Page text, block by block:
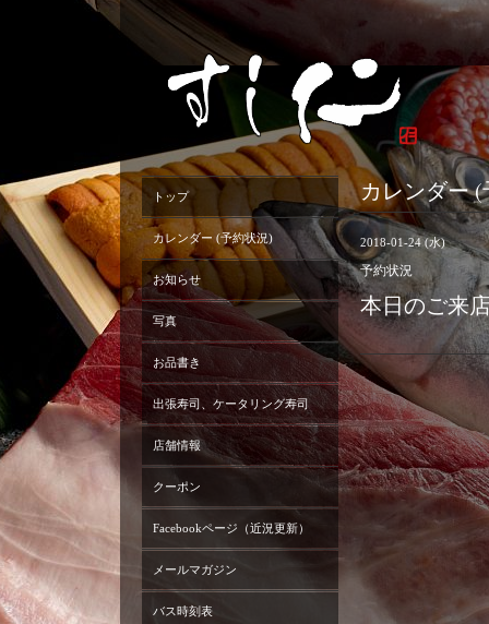
カレンダー
2018-01-24 (水)
予約状況
本日のご来
トップ
カレンダー (予約状況)
お知らせ
写真
お品書き
出張寿司、ケータリング寿司
店舗情報
クーポン
Facebookページ（近況更新）
メールマガジン
バス時刻表